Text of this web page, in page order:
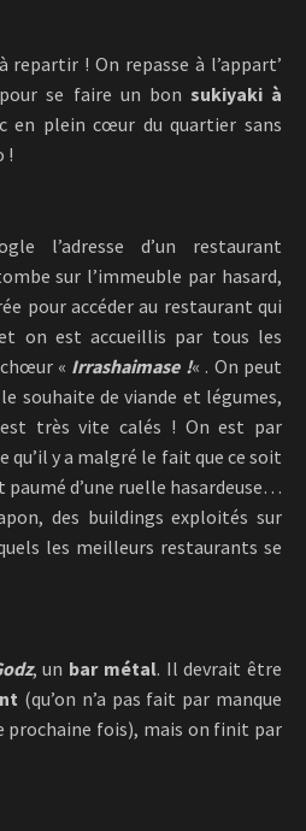
! On repasse à l’appart’
pour se faire un bon sukiyaki à
en plein cœur du quartier sans
!
l’adresse d’un restaurant
sur l’immeuble par hasard,
pour accéder au restaurant qui
on est accueillis par tous les
« Irrashaimase !« . On peut
souhaite de viande et légumes,
très vite calés ! On est par
qu’il y a malgré le fait que ce soit
paumé d’une ruelle hasardeuse…
des buildings exploités sur
les meilleurs restaurants se
, un bar métal. Il devrait être
(qu’on n’a pas fait par manque
prochaine fois), mais on finit par